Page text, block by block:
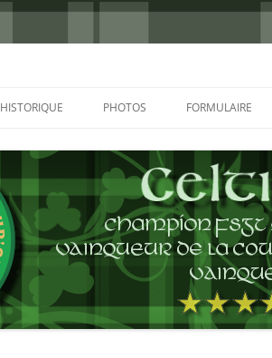
HISTORIQUE PHOTOS
GLASGOW 2002
CHARLIE & THE BHOYS 2006
PRAGUE 2006
NICE 2008
FORMULAIRE